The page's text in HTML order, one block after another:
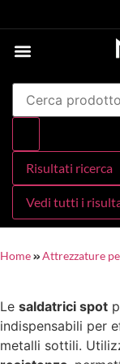
Risultati ricerca
Vedi tutti i
Home»Attrezzature
Le saldatrici spot
indispensabili per
metalli sottili.